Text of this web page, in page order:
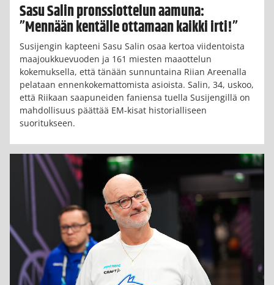
Sasu Salin pronssiottelun aamuna:
”Mennään kentälle ottamaan kaikki irti!”
Susijengin kapteeni Sasu Salin osaa kertoa viidentoista
maajoukkuevuoden ja 161 miesten maaottelun
kokemuksella, että tänään sunnuntaina Riian Areenalla
pelataan ennenkokemattomista asioista. Salin, 34, uskoo,
että Riikaan saapuneiden faniensa tuella Susijengillä on
mahdollisuus päättää EM-kisat historialliseen
suoritukseen.